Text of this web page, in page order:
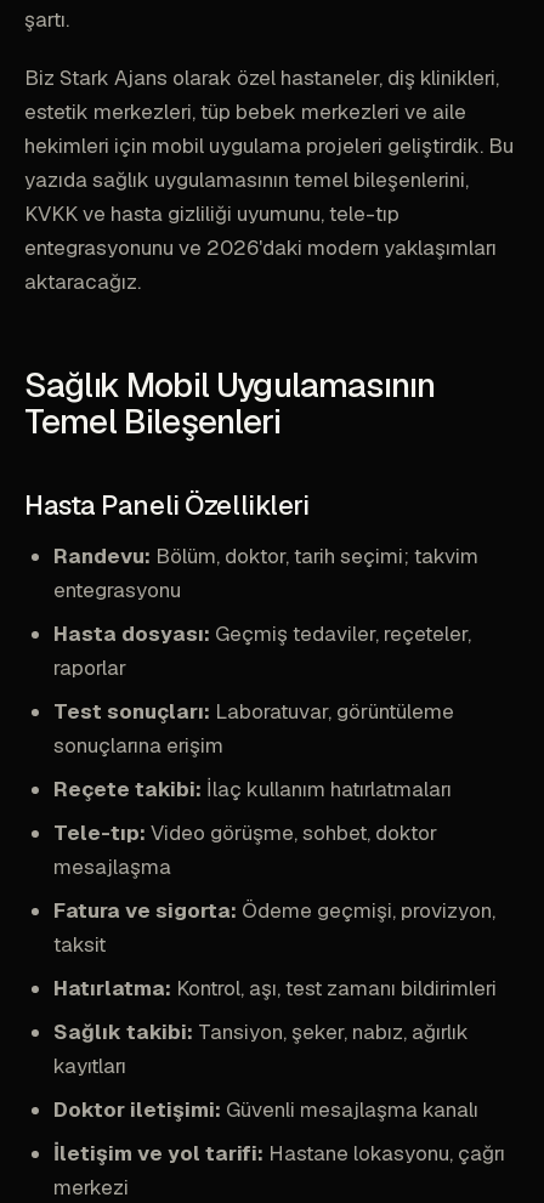
şartı.
Biz Stark Ajans olarak özel hastaneler, diş klinikleri,
estetik merkezleri, tüp bebek merkezleri ve aile
hekimleri için mobil uygulama projeleri geliştirdik. Bu
yazıda sağlık uygulamasının temel bileşenlerini,
KVKK ve hasta gizliliği uyumunu, tele-tıp
entegrasyonunu ve 2026'daki modern yaklaşımları
aktaracağız.
Sağlık Mobil Uygulamasının
Temel Bileşenleri
Hasta Paneli Özellikleri
Randevu: Bölüm, doktor, tarih seçimi; takvim
entegrasyonu
Hasta dosyası: Geçmiş tedaviler, reçeteler,
raporlar
Test sonuçları: Laboratuvar, görüntüleme
sonuçlarına erişim
Reçete takibi: İlaç kullanım hatırlatmaları
Tele-tıp: Video görüşme, sohbet, doktor
mesajlaşma
Fatura ve sigorta: Ödeme geçmişi, provizyon,
taksit
Hatırlatma: Kontrol, aşı, test zamanı bildirimleri
Sağlık takibi: Tansiyon, şeker, nabız, ağırlık
kayıtları
Doktor iletişimi: Güvenli mesajlaşma kanalı
İletişim ve yol tarifi: Hastane lokasyonu, çağrı
merkezi